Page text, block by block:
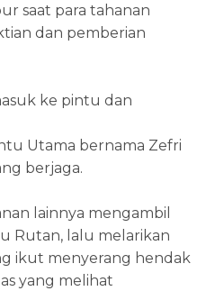
saat para tahanan
dan pemberian
ke pintu dan
Utama bernama Zefri
berjaga.
lainnya mengambil
Rutan, lalu melarikan
ikut menyerang hendak
yang melihat